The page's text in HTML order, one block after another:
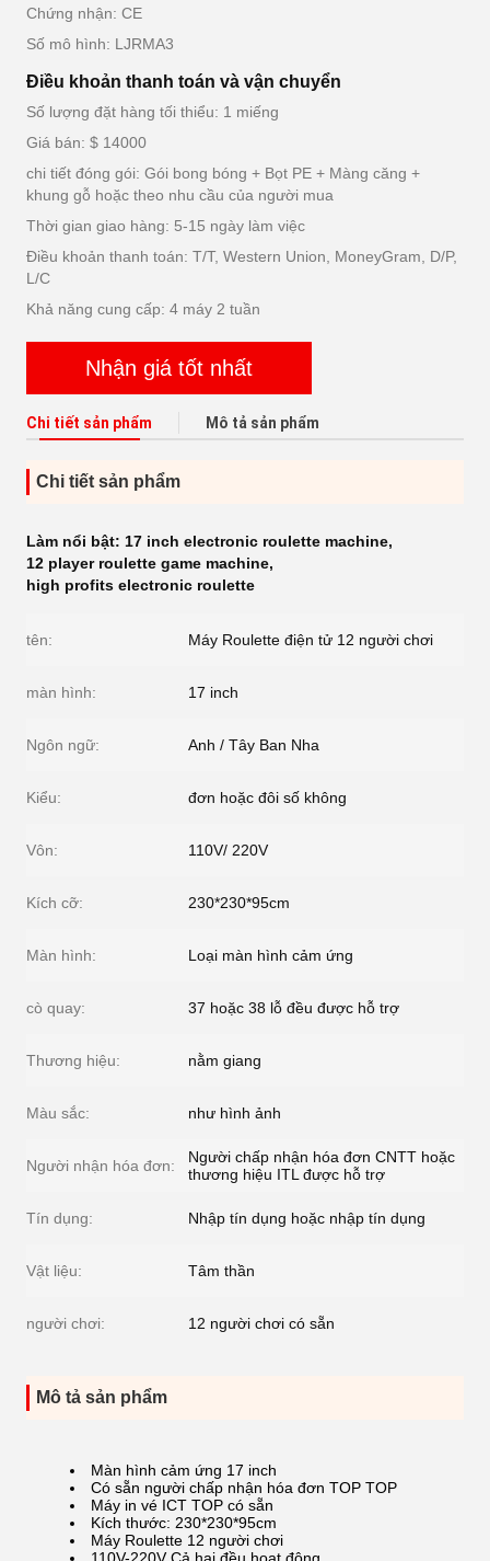
Chứng nhận: CE
Số mô hình: LJRMA3
Điều khoản thanh toán và vận chuyển
Số lượng đặt hàng tối thiểu: 1 miếng
Giá bán: $ 14000
chi tiết đóng gói: Gói bong bóng + Bọt PE + Màng căng +
khung gỗ hoặc theo nhu cầu của người mua
Thời gian giao hàng: 5-15 ngày làm việc
Điều khoản thanh toán: T/T, Western Union, MoneyGram, D/P,
L/C
Khả năng cung cấp: 4 máy 2 tuần
Nhận giá tốt nhất
Chi tiết sản phẩm Mô tả sản phẩm
Chi tiết sản phẩm
Làm nổi bật: 17 inch electronic roulette machine,
12 player roulette game machine,
high profits electronic roulette
tên: Máy Roulette điện tử 12 người chơi
màn hình: 17 inch
Ngôn ngữ: Anh / Tây Ban Nha
Kiểu: đơn hoặc đôi số không
Vôn: 110V/ 220V
Kích cỡ: 230*230*95cm
Màn hình: Loại màn hình cảm ứng
cò quay: 37 hoặc 38 lỗ đều được hỗ trợ
Thương hiệu: nằm giang
Màu sắc: như hình ảnh
Người nhận hóa đơn:
Người chấp nhận hóa đơn CNTT hoặc
thương hiệu ITL được hỗ trợ
Tín dụng: Nhập tín dụng hoặc nhập tín dụng
Vật liệu: Tâm thần
người chơi: 12 người chơi có sẵn
Mô tả sản phẩm
Màn hình cảm ứng 17 inch
Có sẵn người chấp nhận hóa đơn TOP TOP
Máy in vé ICT ​​TOP có sẵn
Kích thước: 230*230*95cm
Máy Roulette 12 người chơi